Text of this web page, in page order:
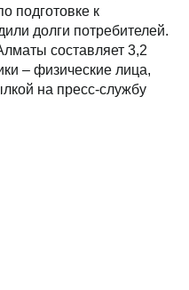
подготовке к
долги потребителей.
составляет 3,2
– физические лица,
на пресс-службу